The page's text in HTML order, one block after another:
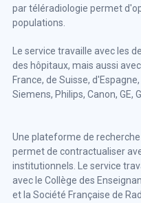
par téléradiologie permet
populations.
Le service travaille avec les
des hôpitaux, mais aussi
France, de Suisse,
Siemens, Philips, Canon, GE,
Une plateforme de
permet de contractualiser
institutionnels. Le service
avec le Collège des
et la Société Française de